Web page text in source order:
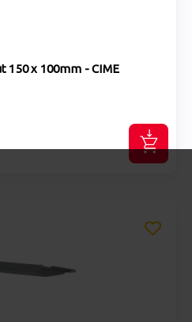
x 100mm - CIME